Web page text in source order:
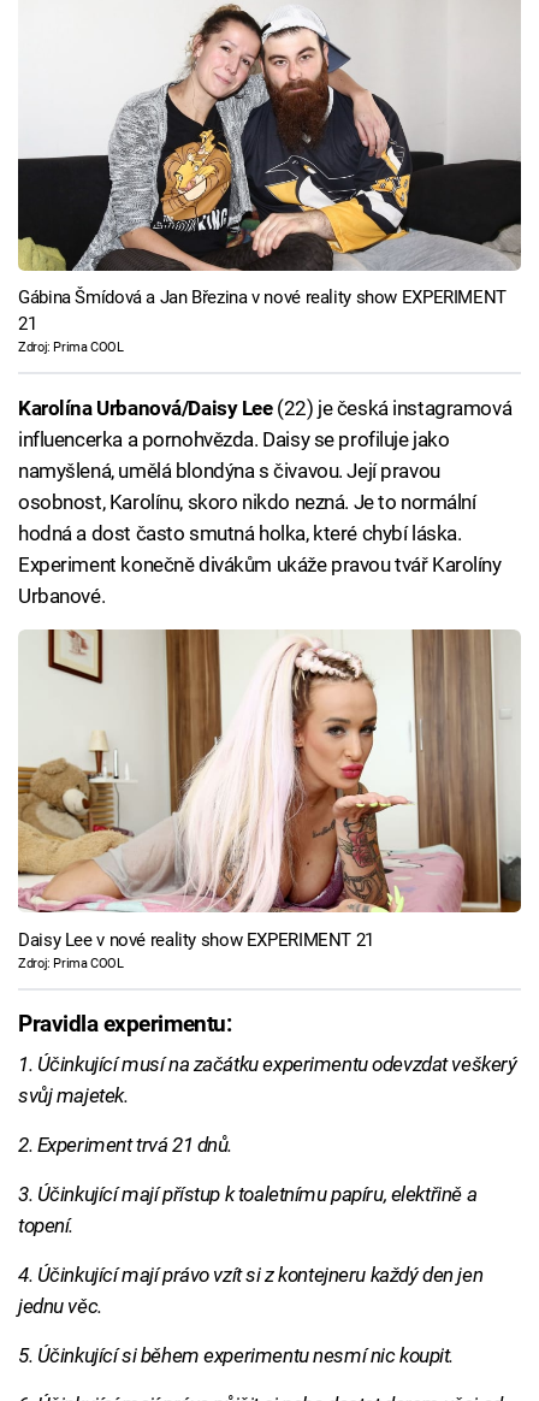
Gábina Šmídová a Jan Březina v nové reality show EXPERIMENT
21
Zdroj: Prima COOL
Karolína Urbanová/Daisy Lee(22) je česká instagramová
influencerka a pornohvězda. Daisy se profiluje jako
namyšlená, umělá blondýna s čivavou. Její pravou
osobnost, Karolínu, skoro nikdo nezná. Je to normální
hodná a dost často smutná holka, které chybí láska.
Experiment konečně divákům ukáže pravou tvář Karolíny
Urbanové.
Daisy Lee v nové reality show EXPERIMENT 21
Zdroj: Prima COOL
Pravidla experimentu:
1. Účinkující musí na začátku experimentu odevzdat veškerý
svůj majetek.
2. Experiment trvá 21 dnů.
3. Účinkující mají přístup k toaletnímu papíru, elektřině a
topení.
4. Účinkující mají právo vzít si z kontejneru každý den jen
jednu věc.
5. Účinkující si během experimentu nesmí nic koupit.